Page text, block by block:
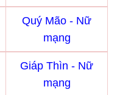
Quý Mão - Nữ
mạng
Giáp Thìn - Nữ
mạng